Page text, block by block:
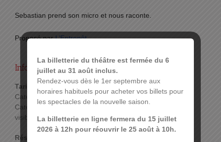
Sebastian prend son micro et nous raconte.
Proposé parL’Entrepôt
Infos pratiques :
Tarif :
Catégorie 1: 30 €
Catégorie 4: 8 € (2ème et 3ème sur les côtés à
visibilité réduite) – Contacter la billetterie
Réservations :
La billetterie du théâtre est fermée du 6
juillet au 31 août inclus.
Rendez-vous dès le 1er septembre aux
horaires habituels pour acheter vos billets pour
les spectacles de la nouvelle saison.
La billetterie en ligne fermera du 15 juillet
2026 à 12h pour réouvrir le 25 août à 10h.